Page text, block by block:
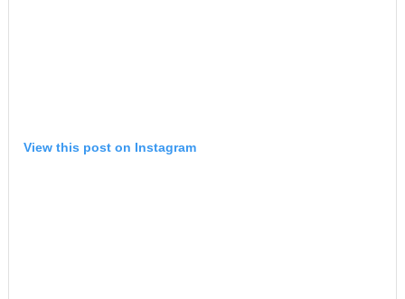
View this post on Instagram